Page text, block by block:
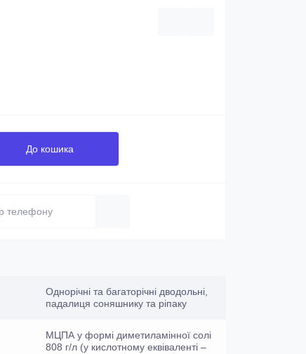
До кошика
Однорічні та багаторічні дводольні,
падалиця соняшнику та ріпаку
МЦПА у формі диметиламінної солі
808 г/л (у кислотному еквіваленті –